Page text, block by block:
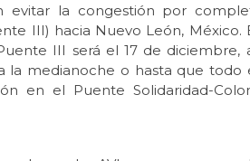
evitar la congestión por
III) hacia Nuevo León,
III será el 17 de diciembre,
la medianoche o hasta que todo
en el Puente Solidaridad-